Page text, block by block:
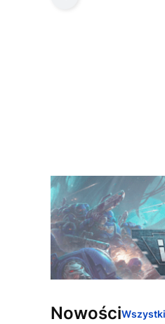
Nowości